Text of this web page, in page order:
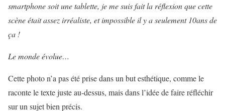
smartphone soit une tablette, je me suis fait la réflexion que cette
scène était assez irréaliste, et impossible il y a seulement 10ans de
ça !
Le monde évolue…
Cette photo n’a pas été prise dans un but esthétique, comme le
raconte le texte juste au-dessus, mais dans l’idée de faire réfléchir
sur un sujet bien précis.